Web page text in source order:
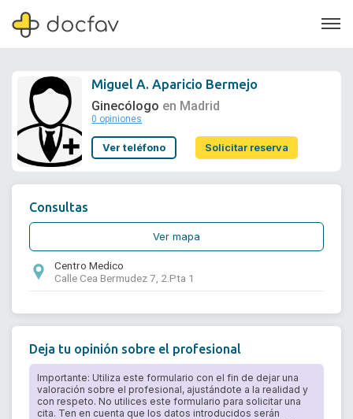
Soporte
Miguel A. Aparicio Bermejo
Ginecólogo en Madrid
0 opiniones
Ver teléfono Solicitar reserva
Consultas
Ver mapa
Centro Medico
Calle Cea Bermudez 7, 2.Pta 1
Deja tu opinión sobre el profesional
Importante: Utiliza este formulario con el fin de dejar una
valoración sobre el profesional, ajustándote a la realidad y
con respeto. No utilices este formulario para solicitar una
cita. Ten en cuenta que los datos introducidos serán